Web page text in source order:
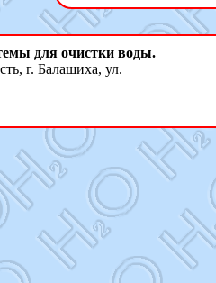
для очистки воды.
г. Балашиха, ул.